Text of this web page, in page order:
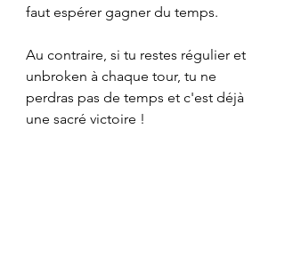
faut espérer gagner du temps.
Au contraire, si tu restes régulier et
unbroken à chaque tour, tu ne
perdras pas de temps et c'est déjà
une sacré victoire !